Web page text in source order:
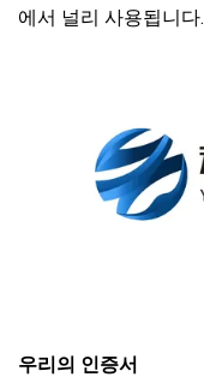
에서 널리 사용됩니다.
우리의 인증서